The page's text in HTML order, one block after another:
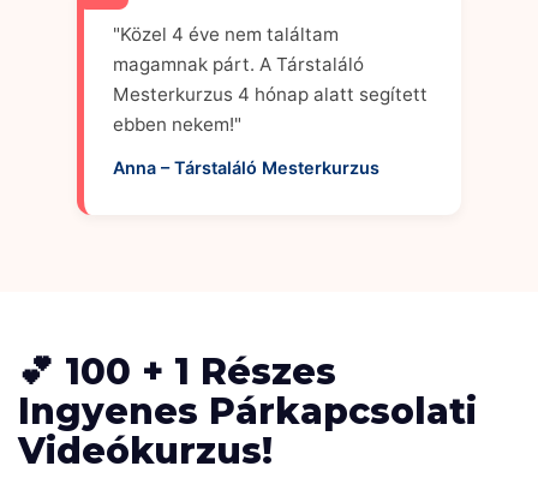
"Közel 4 éve nem találtam
magamnak párt. A Társtaláló
Mesterkurzus 4 hónap alatt segített
ebben nekem!"
Anna – Társtaláló Mesterkurzus
💕 100 + 1 Részes
Ingyenes Párkapcsolati
Videókurzus!